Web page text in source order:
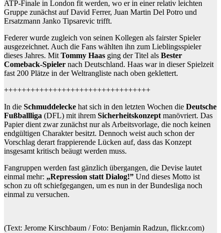
ATP-Finale in London fit werden, wo er in einer relativ leichten
Gruppe zunächst auf David Ferrer, Juan Martin Del Potro und
Ersatzmann Janko Tipsarevic trifft.
Federer wurde zugleich von seinen Kollegen als fairster Spieler
ausgezeichnet. Auch die Fans wählten ihn zum Lieblingsspieler
dieses Jahres. MitTommy Haas ging der Titel als Bester
Comeback-Spieler nach Deutschland. Haas war in dieser Spielzeit
fast 200 Plätze in der Weltrangliste nach oben geklettert.
+++++++++++++++++++++++++++++++++
In die Schmuddelecke hat sich in den letzten Wochen die Deutsche
Fußballliga (DFL) mit ihrem Sicherheitskonzeptmanövriert. Das
Papier dient zwar zunächst nur als Arbeitsvorlage, die noch keinen
endgültigen Charakter besitzt. Dennoch weist auch schon der
Vorschlag derart frappierende Lücken auf, dass das Konzept
insgesamt kritisch beäugt werden muss.
Fangruppen werden fast gänzlich übergangen, die Devise lautet
einmal mehr: „Repression statt Dialog!” Und dieses Motto ist
schon zu oft schiefgegangen, um es nun in der Bundesliga noch
einmal zu versuchen.
(Text: Jerome Kirschbaum / Foto: Benjamin Radzun, flickr.com)